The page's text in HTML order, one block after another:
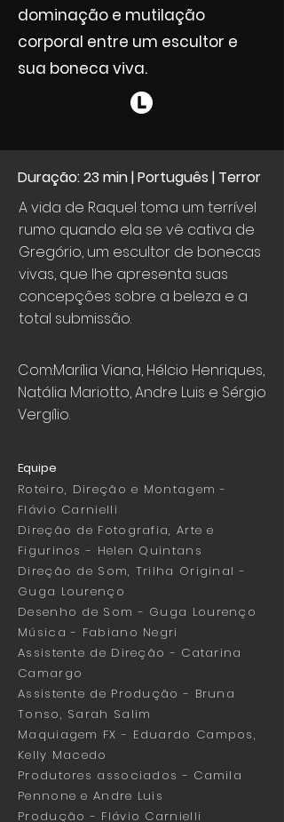
dominação e mutilação
corporal entre um escultor e
sua boneca viva.
Duração: 23 min | Português | Terror
A vida de Raquel toma um terrível
rumo quando ela se vê cativa de
Gregório, um escultor de bonecas
vivas, que lhe apresenta suas
concepções sobre a beleza e a
total submissão.
Com:Marília Viana, Hélcio Henriques,
Natália Mariotto, Andre Luis e Sérgio
Vergílio.
Equipe
Roteiro, Direção e Montagem -
Flávio Carnielli
Direção de Fotografia, Arte e
Figurinos - Helen Quintans
Direção de Som, Trilha Original -
Guga Lourenço
Desenho de Som - Guga Lourenço
Música - Fabiano Negri
Assistente de Direção - Catarina
Camargo
Assistente de Produção - Bruna
Tonso, Sarah Salim
Maquiagem FX - Eduardo Campos,
Kelly Macedo
Produtores associados - Camila
Pennone e Andre Luis
Produção - Flávio Carnielli